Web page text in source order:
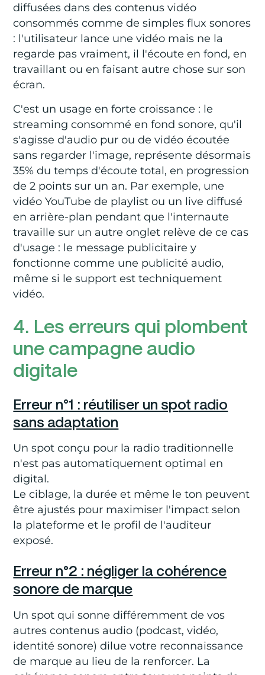
diffusées dans des contenus vidéo
consommés comme de simples flux sonores
: l'utilisateur lance une vidéo mais ne la
regarde pas vraiment, il l'écoute en fond, en
travaillant ou en faisant autre chose sur son
écran.
C'est un usage en forte croissance : le
streaming consommé en fond sonore, qu'il
s'agisse d'audio pur ou de vidéo écoutée
sans regarder l'image, représente désormais
35% du temps d'écoute total, en progression
de 2 points sur un an. Par exemple, une
vidéo YouTube de playlist ou un live diffusé
en arrière-plan pendant que l'internaute
travaille sur un autre onglet relève de ce cas
d'usage : le message publicitaire y
fonctionne comme une publicité audio,
même si le support est techniquement
vidéo.
4. Les erreurs qui plombent
une campagne audio
digitale
Erreur n°1 : réutiliser un spot radio
sans adaptation
Un spot conçu pour la radio traditionnelle
n'est pas automatiquement optimal en
digital.
Le ciblage, la durée et même le ton peuvent
être ajustés pour maximiser l'impact selon
la plateforme et le profil de l'auditeur
exposé.
Erreur n°2 : négliger la cohérence
sonore de marque
Un spot qui sonne différemment de vos
autres contenus audio (podcast, vidéo,
identité sonore) dilue votre reconnaissance
de marque au lieu de la renforcer. La